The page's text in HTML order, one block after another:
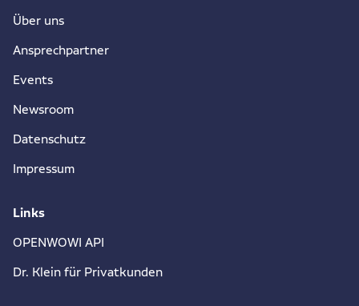
Über uns
Ansprechpartner
Events
Newsroom
Datenschutz
Impressum
Links
OPENWOWI API
Dr. Klein für Privatkunden